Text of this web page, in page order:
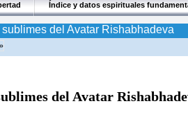
del Avatar Rishabhadeva
del Avatar
Índice y datos espirituales